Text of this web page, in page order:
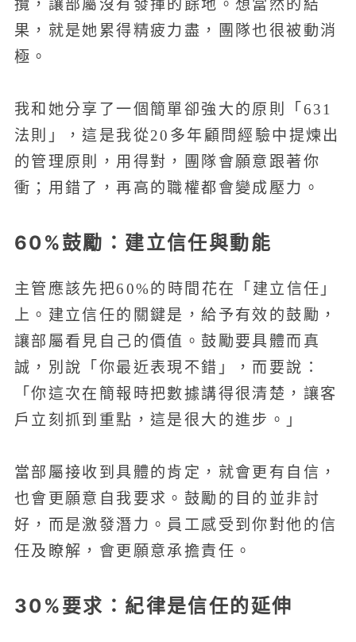
攬，讓部屬沒有發揮的餘地。想當然的結
果，就是她累得精疲力盡，團隊也很被動消
極。
我和她分享了一個簡單卻強大的原則「631
法則」，這是我從20多年顧問經驗中提煉出
的管理原則，用得對，團隊會願意跟著你
衝；用錯了，再高的職權都會變成壓力。
60%鼓勵：建立信任與動能
主管應該先把60%的時間花在「建立信任」
上。建立信任的關鍵是，給予有效的鼓勵，
讓部屬看見自己的價值。鼓勵要具體而真
誠，別說「你最近表現不錯」，而要說：
「你這次在簡報時把數據講得很清楚，讓客
戶立刻抓到重點，這是很大的進步。」
當部屬接收到具體的肯定，就會更有自信，
也會更願意自我要求。鼓勵的目的並非討
好，而是激發潛力。員工感受到你對他的信
任及瞭解，會更願意承擔責任。
30%要求：紀律是信任的延伸